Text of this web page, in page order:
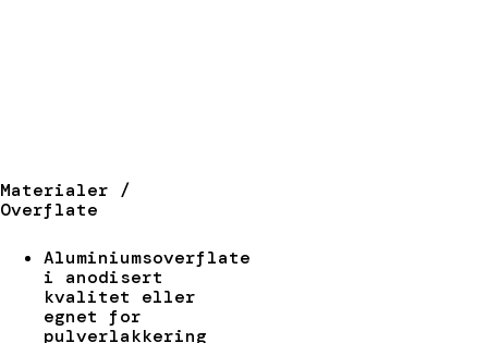
Materialer /
Overflate
Aluminiumsoverflate
i anodisert
kvalitet eller
egnet for
pulverlakkering